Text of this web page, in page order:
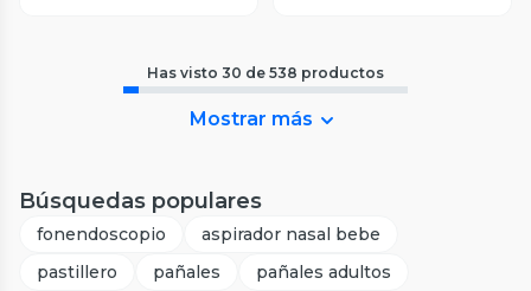
Has visto 30 de 538 productos
Mostrar más
Búsquedas populares
fonendoscopio
aspirador nasal bebe
pastillero
pañales pañales adultos